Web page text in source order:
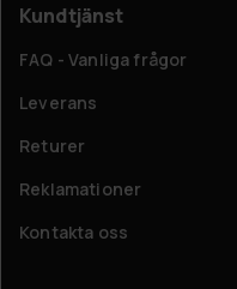
Kundtjänst
FAQ - Vanliga frågor
Leverans
Returer
Reklamationer
Kontakta oss